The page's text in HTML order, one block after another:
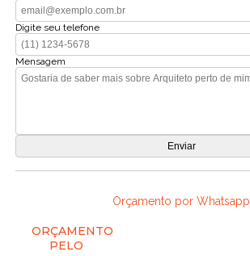
Digite seu telefone
Mensagem
Orçamento por Whatsapp
ORÇAMENTO
PELO